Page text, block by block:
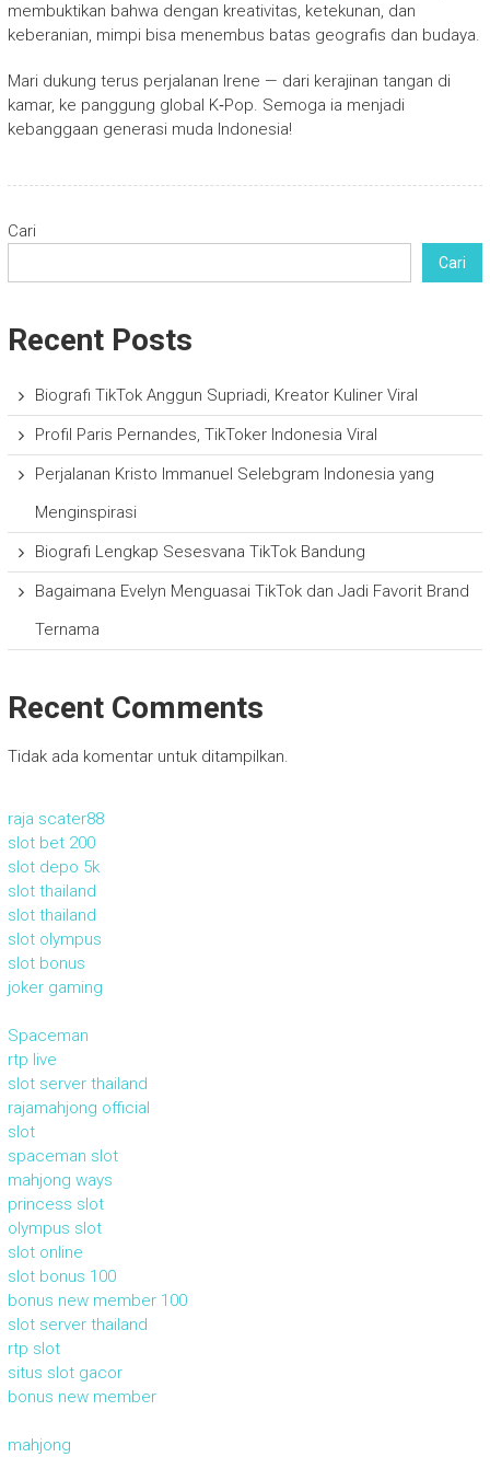
membuktikan bahwa dengan kreativitas, ketekunan, dan
keberanian, mimpi bisa menembus batas geografis dan budaya.
Mari dukung terus perjalanan Irene — dari kerajinan tangan di
kamar, ke panggung global K‑Pop. Semoga ia menjadi
kebanggaan generasi muda Indonesia!
Cari
Cari
Recent Posts
Biografi TikTok Anggun Supriadi, Kreator Kuliner Viral
Profil Paris Pernandes, TikToker Indonesia Viral
Perjalanan Kristo Immanuel Selebgram Indonesia yang
Menginspirasi
Biografi Lengkap Sesesvana TikTok Bandung
Bagaimana Evelyn Menguasai TikTok dan Jadi Favorit Brand
Ternama
Recent Comments
Tidak ada komentar untuk ditampilkan.
raja scater88
slot bet 200
slot depo 5k
slot thailand
slot thailand
slot olympus
slot bonus
joker gaming
Spaceman
rtp live
slot server thailand
rajamahjong official
slot
spaceman slot
mahjong ways
princess slot
olympus slot
slot online
slot bonus 100
bonus new member 100
slot server thailand
rtp slot
situs slot gacor
bonus new member
mahjong